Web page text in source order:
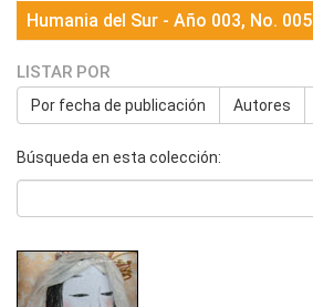
Humania del Sur - Año 003, No. 005
LISTAR POR
Por fecha de publicación Autores
Búsqueda en esta colección: